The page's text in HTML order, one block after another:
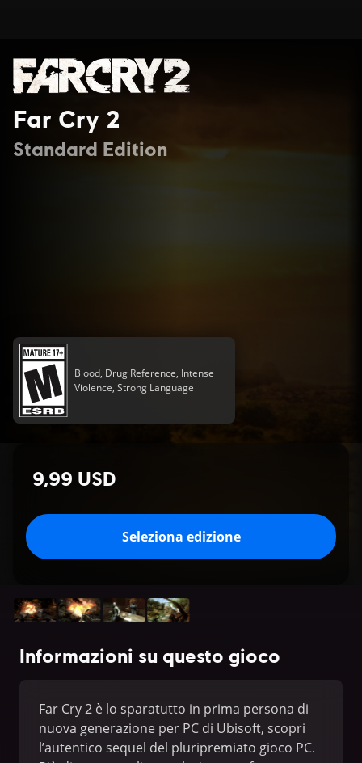
Far Cry 2
Standard Edition
Blood, Drug Reference, Intense
Violence, Strong Language
9,99 USD
Seleziona edizione
Informazioni su questo gioco
Far Cry 2 è lo sparatutto in prima persona di
nuova generazione per PC di Ubisoft, scopri
l’autentico sequel del pluripremiato gioco PC.